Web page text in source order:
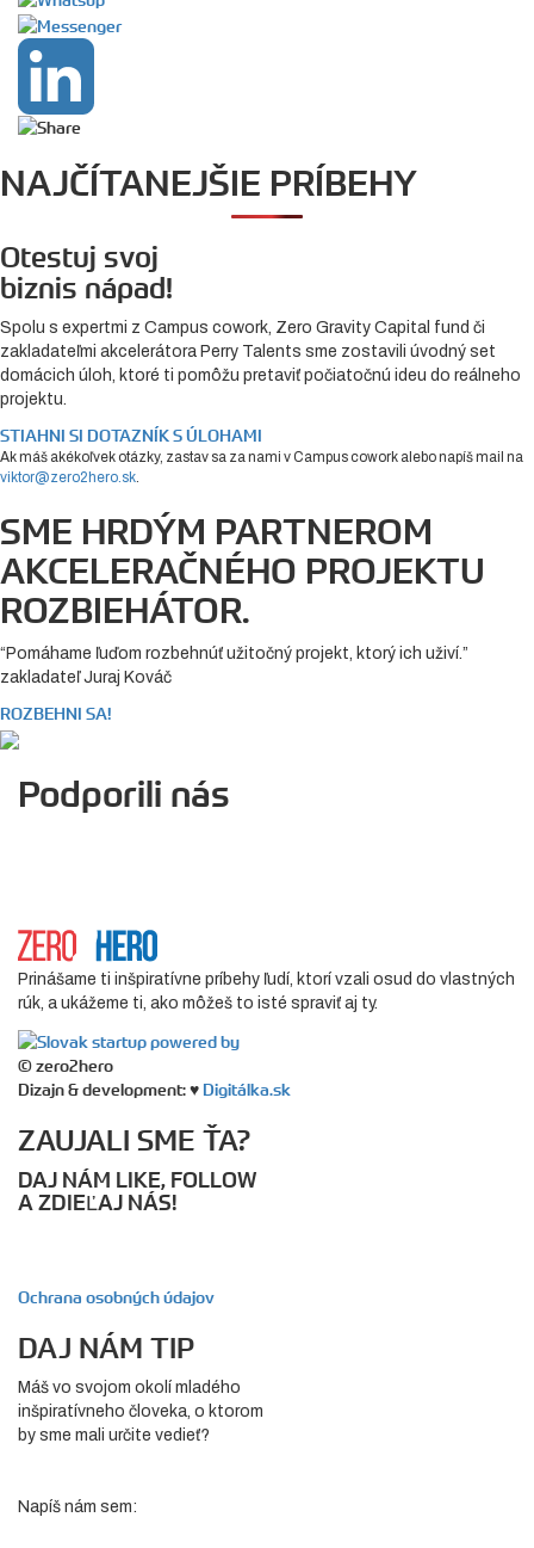
NAJČÍTANEJŠIE PRÍBEHY
Otestuj svoj
biznis nápad!
Spolu s expertmi z Campus cowork, Zero Gravity Capital fund či
zakladateľmi akcelerátora Perry Talents sme zostavili úvodný set
domácich úloh, ktoré ti pomôžu pretaviť počiatočnú ideu do reálneho
projektu.
STIAHNI SI DOTAZNÍK S ÚLOHAMI
Ak máš akékoľvek otázky, zastav sa za nami v Campus cowork alebo napíš mail na
viktor@zero2hero.sk
SME HRDÝM PARTNEROM
AKCELERAČNÉHO PROJEKTU
ROZBIEHÁTOR.
“Pomáhame ľuďom rozbehnúť užitočný projekt, ktorý ich uživí.”
zakladateľ Juraj Kováč
ROZBEHNI SA!
Podporili nás
Prinášame ti inšpiratívne príbehy ľudí, ktorí vzali osud do vlastných
rúk, a ukážeme ti, ako môžeš to isté spraviť aj ty.
© zero2hero
Dizajn & development: ♥ Digitálka.sk
ZAUJALI SME ŤA?
DAJ NÁM LIKE, FOLLOW
A ZDIEĽAJ NÁS!
Ochrana osobných údajov
DAJ NÁM TIP
Máš vo svojom okolí mladého
inšpiratívneho človeka, o ktorom
by sme mali určite vedieť?
Napíš nám sem: